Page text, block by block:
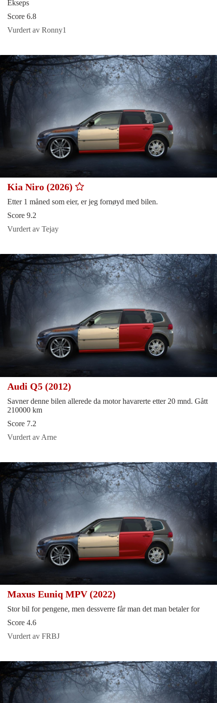
Ekseps
Score 6.8
Vurdert av Ronny1
Kia Niro (2026)
Etter 1 måned som eier, er jeg fornøyd med bilen.
Score 9.2
Vurdert av Tejay
Audi Q5 (2012)
Savner denne bilen allerede da motor havarerte etter 20 mnd. Gått
210000 km
Score 7.2
Vurdert av Arne
Maxus Euniq MPV (2022)
Stor bil for pengene, men dessverre får man det man betaler for
Score 4.6
Vurdert av FRBJ